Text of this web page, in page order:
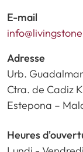
E-mail
Adresse
Urb.
Ctra. de Cadiz
Estepona –
Heures